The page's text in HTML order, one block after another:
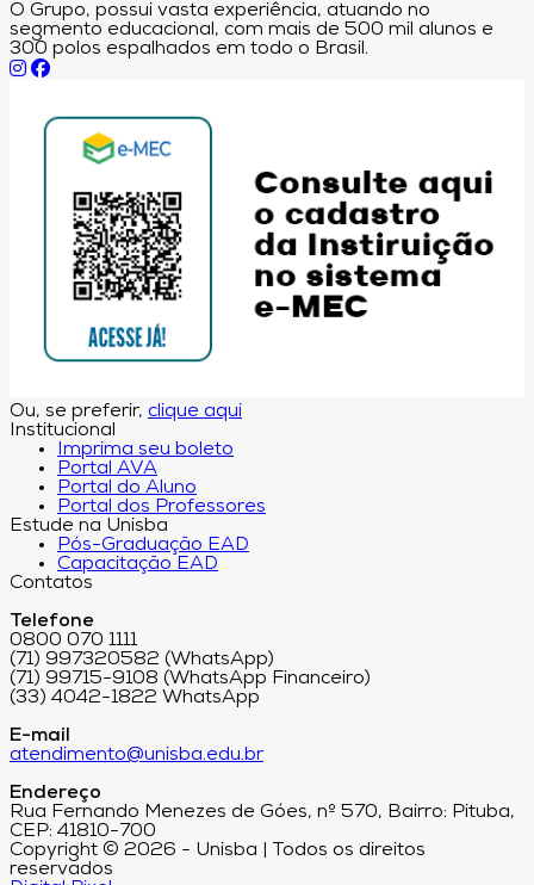
O Grupo, possui vasta experiência, atuando no
segmento educacional, com mais de 500 mil alunos e
300 polos espalhados em todo o Brasil.
Ou, se preferir, clique aqui
Institucional
Imprima seu boleto
Portal AVA
Portal do Aluno
Portal dos Professores
Estude na Unisba
Pós-Graduação EAD
Capacitação EAD
Contatos
Telefone
0800 070 1111
(71) 997320582 (WhatsApp)
(71) 99715-9108 (WhatsApp Financeiro)
(33) 4042-1822 WhatsApp
E-mail
atendimento@unisba.edu.br
Endereço
Rua Fernando Menezes de Góes, nº 570, Bairro: Pituba,
CEP: 41810-700
Copyright © 2026 - Unisba | Todos os direitos
reservados